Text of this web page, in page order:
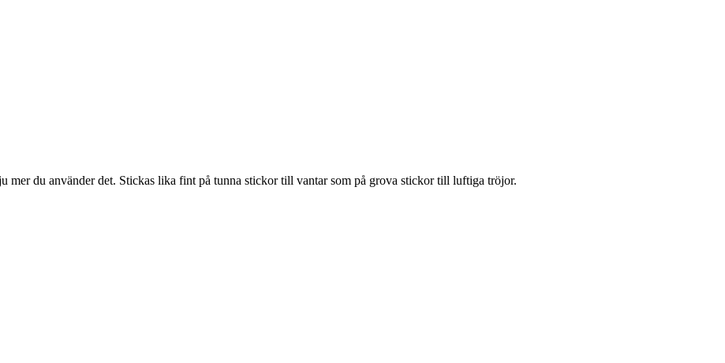
mer du använder det. Stickas lika fint på tunna stickor till vantar som på grova stickor till luftiga tröjor.